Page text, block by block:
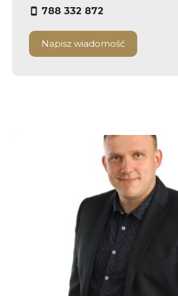
788 332 872
Napisz wiadomość